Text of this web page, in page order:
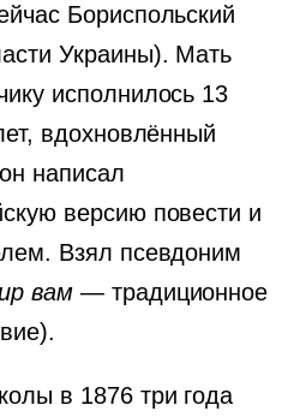
Бориспольский
Украины). Мать
исполнилось 13
вдохновлённый
написал
версию повести и
Взял псевдоним
вам— традиционное
в 1876 три года